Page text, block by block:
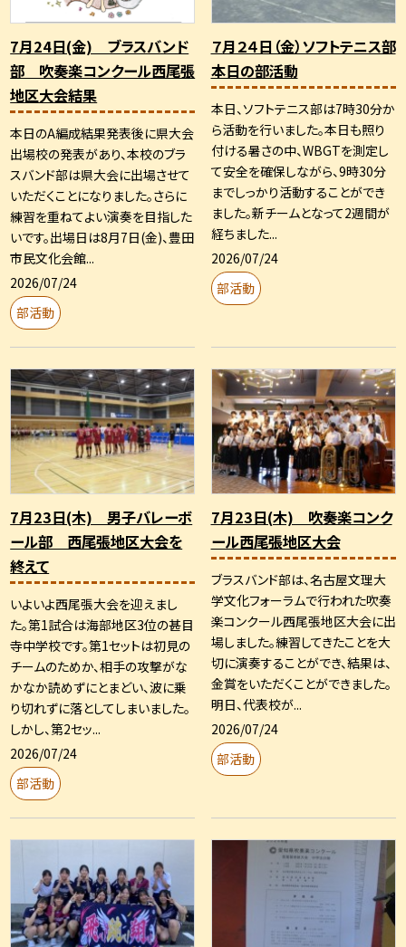
7月24日(金) ブラスバンド
部 吹奏楽コンクール西尾張
地区大会結果
本日のA編成結果発表後に県大会
出場校の発表があり、本校のブラ
スバンド部は県大会に出場させて
いただくことになりました。さらに
練習を重ねてよい演奏を目指した
いです。出場日は8月7日(金)、豊田
市民文化会館...
2026/07/24
部活動
７月２４日（金）ソフトテニス部
本日の部活動
本日、ソフトテニス部は7時30分か
ら活動を行いました。本日も照り
付ける暑さの中、WBGTを測定し
て安全を確保しながら、9時30分
までしっかり活動することができ
ました。新チームとなって2週間が
経ちました...
2026/07/24
部活動
7月23日(木) 男子バレーボ
ール部 西尾張地区大会を
終えて
いよいよ西尾張大会を迎えまし
た。第1試合は海部地区3位の甚目
寺中学校です。第1セットは初見の
チームのためか、相手の攻撃がな
かなか読めずにとまどい、波に乗
り切れずに落としてしまいました。
しかし、第2セッ...
2026/07/24
部活動
7月23日(木) 吹奏楽コンク
ール西尾張地区大会
ブラスバンド部は、名古屋文理大
学文化フォーラムで行われた吹奏
楽コンクール西尾張地区大会に出
場しました。練習してきたことを大
切に演奏することができ、結果は、
金賞をいただくことができました。
明日、代表校が...
2026/07/24
部活動